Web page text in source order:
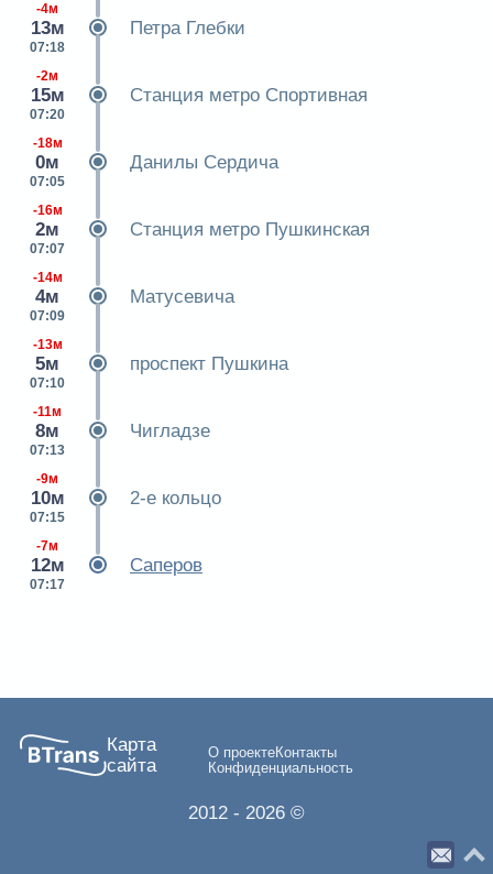
-4м
13м
07:18
Петра Глебки
-2м
15м
07:20
Станция метро Спортивная
-18м
0м
07:05
Данилы Сердича
-16м
2м
07:07
Станция метро Пушкинская
-14м
4м
07:09
Матусевича
-13м
5м
07:10
проспект Пушкина
-11м
8м
07:13
Чигладзе
-9м
10м
07:15
2-е кольцо
-7м
12м
07:17
Саперов
Карта
сайта
О проектеКонтакты
Конфиденциальность
2012 - 2026 ©